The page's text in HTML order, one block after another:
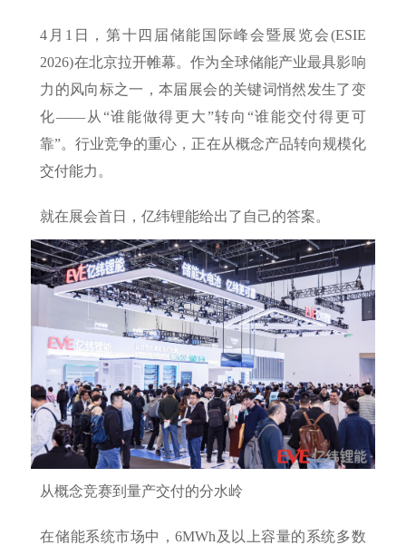
4月1日，第十四届储能国际峰会暨展览会(ESIE
2026)在北京拉开帷幕。作为全球储能产业最具影响
力的风向标之一，本届展会的关键词悄然发生了变
化——从“谁能做得更大”转向“谁能交付得更可
靠”。行业竞争的重心，正在从概念产品转向规模化
交付能力。
就在展会首日，亿纬锂能给出了自己的答案。
从概念竞赛到量产交付的分水岭
在储能系统市场中，6MWh及以上容量的系统多数